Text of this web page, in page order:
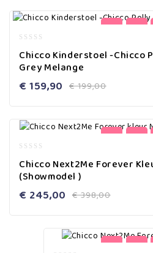
out
of
Chicco Kinderstoel -Chicco
Grey Melange
€199,00
€ 159,90
out
of
Chicco Next2Me Forever
(showmodel )
€398,00
€ 245,00